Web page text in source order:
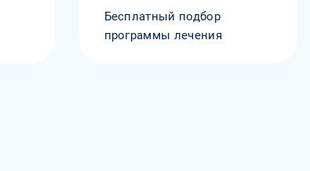
Бесплатный подбор
программы лечения